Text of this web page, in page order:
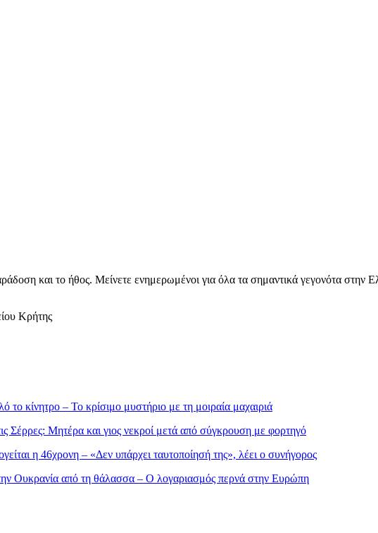
και το ήθος. Μείνετε ενημερωμένοι για όλα τα σημαντικά γεγονότα στην
Κρήτης
κίνητρο – Το κρίσιμο μυστήριο με τη μοιραία μαχαιριά
Σέρρες: Μητέρα και γιος νεκροί μετά από σύγκρουση με φορτηγό
η 46χρονη – «Δεν υπάρχει ταυτοποίησή της», λέει ο συνήγορος
Ουκρανία από τη θάλασσα – Ο λογαριασμός περνά στην Ευρώπη